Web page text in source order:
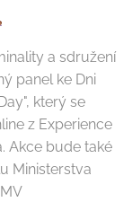
a sdružení
panel ke Dni
který se
z Experience
Akce bude také
Ministerstva